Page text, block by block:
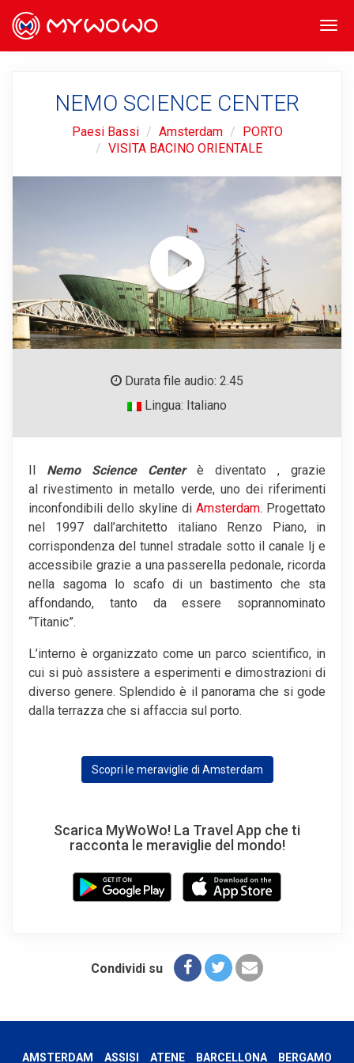
NEMO SCIENCE CENTER
Paesi Bassi Amsterdam
PORTO
VISITA BACINO ORIENTALE
Durata file audio: 2.45
Lingua: Italiano
Nemo Science Center è diventato , grazie
al rivestimento in metallo verde, uno dei riferimenti
inconfondibili dello skyline di Amsterdam. Progettato
nel 1997 dall’architetto italiano Renzo Piano, in
corrispondenza del tunnel stradale sotto il canale Ij e
accessibile grazie a una passerella pedonale, ricorda
nella sagoma lo scafo di un bastimento che sta
affondando, tanto da essere soprannominato
“Titanic”.
L’interno è organizzato come un parco scientifico, in
cui si può assistere a esperimenti e dimostrazioni di
diverso genere. Splendido è il panorama che si gode
dalla terrazza che si affaccia sul porto.
Scopri le meraviglie di Amsterdam
Scarica MyWoWo! La Travel App che ti
racconta le meraviglie del mondo!
Condividi su
AMSTERDAM ASSISI ATENE BARCELLONA BERGAMO